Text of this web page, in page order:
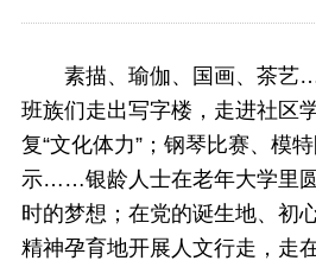
素描、瑜伽、国画、茶
班族们走出写字楼，走进社区
复“文化体力”；钢琴比赛、模
示……银龄人士在老年大学里
时的梦想；在党的诞生地、初
精神孕育地开展人文行走，走